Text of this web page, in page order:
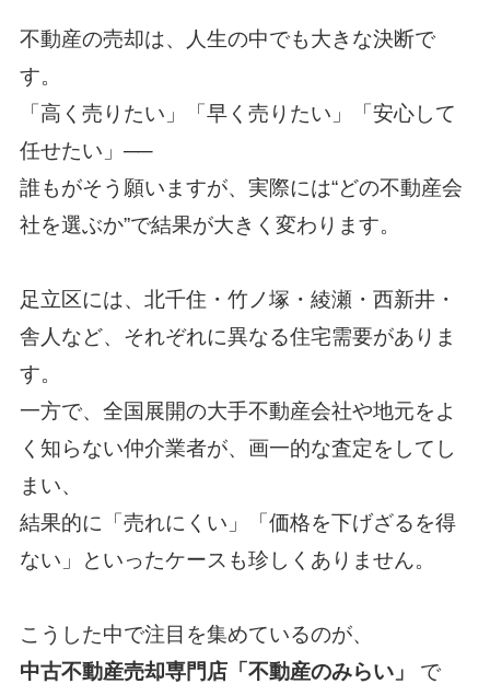
不動産の売却は、人生の中でも大きな決断で
す。
「高く売りたい」「早く売りたい」「安心して
任せたい」──
誰もがそう願いますが、実際には“どの不動産会
社を選ぶか”で結果が大きく変わります。
足立区には、北千住・竹ノ塚・綾瀬・西新井・
舎人など、それぞれに異なる住宅需要がありま
す。
一方で、全国展開の大手不動産会社や地元をよ
く知らない仲介業者が、画一的な査定をしてし
まい、
結果的に「売れにくい」「価格を下げざるを得
ない」といったケースも珍しくありません。
こうした中で注目を集めているのが、
中古不動産売却専門店「 不動産のみらい」
で